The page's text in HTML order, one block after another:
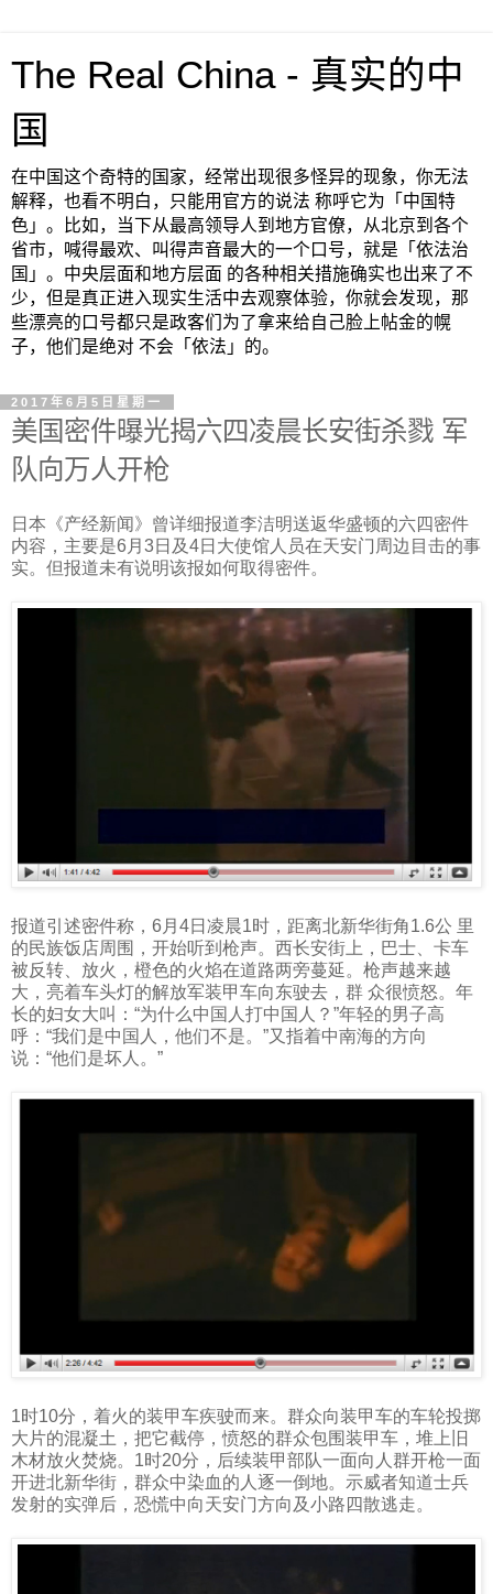
The Real China - 真实的中
国
在中国这个奇特的国家，经常出现很多怪异的现象，你无法
解释，也看不明白，只能用官方的说法 称呼它为「中国特
色」。比如，当下从最高领导人到地方官僚，从北京到各个
省市，喊得最欢、叫得声音最大的一个口号，就是「依法治
国」。中央层面和地方层面 的各种相关措施确实也出来了不
少，但是真正进入现实生活中去观察体验，你就会发现，那
些漂亮的口号都只是政客们为了拿来给自己脸上帖金的幌
子，他们是绝对 不会「依法」的。
2017年6月5日星期一
美国密件曝光揭六四凌晨长安街杀戮 军
队向万人开枪
日本《产经新闻》曾详细报道李洁明送返华盛顿的六四密件
内容，主要是6 月 3日及4日大使馆人员在天安门周边目击的事
实。但报道未有说明该报如何取得密件。
报道引述密件称， 6 月 4日凌晨1时，距离北新华街角1.6公 里
的民族饭店周围，开始听到枪声。西长安街上，巴士、卡车
被反转、放火，橙色的火焰在道路两旁蔓延。枪声越来越
大，亮着车头灯的解放军装甲车向东驶去，群 众很愤怒。年
长的妇女大叫：“为什么中国人打中国人？”年轻的男子高
呼：“我们是中国人，他们不是。”又指着中南海的方向
说：“他们是坏人。”
1时10分，着火的装甲车疾驶而来。群众向装甲车的车轮投掷
大片的混凝土，把它截停，愤怒的群众包围装甲车，堆上旧
木材放火焚烧。 1时20分，后续装甲部队一面向人群开枪一面
开进北新华街，群众中染血的人逐一倒地。示威者知道士兵
发射的实弹后，恐慌中向天安门方向及小路四散逃走。